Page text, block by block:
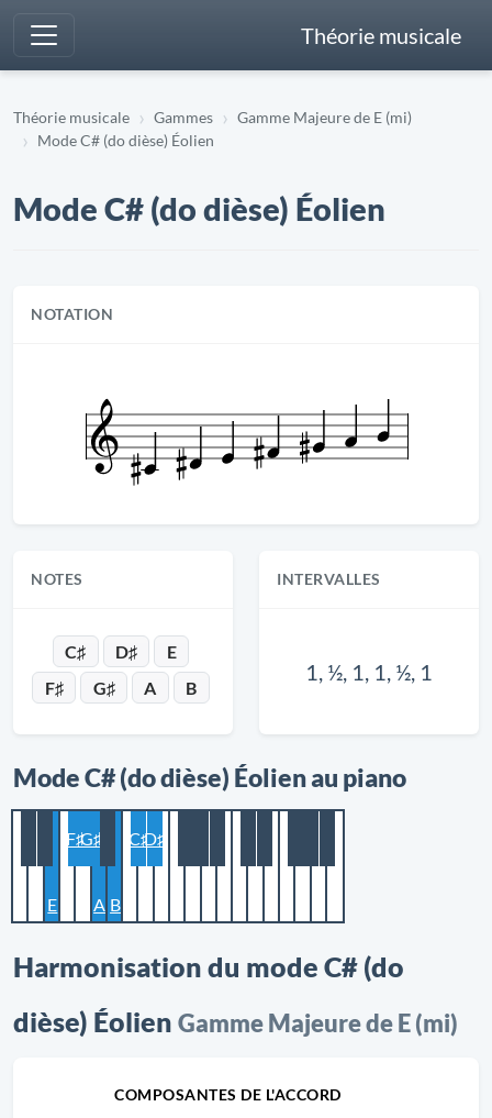
Théorie musicale
Théorie musicale Gammes
Gamme Majeure de E (mi)
Mode C# (do dièse) Éolien
Mode C# (do dièse) Éolien
NOTATION
NOTES
C♯ D♯
E
F♯
G♯ A B
INTERVALLES
1, ½, 1, 1, ½, 1
Mode C# (do dièse) Éolien au piano
E
F♯G♯
A B
C♯D♯
Harmonisation du mode C# (do
dièse) Éolien Gamme Majeure de E (mi)
COMPOSANTES DE L'ACCORD